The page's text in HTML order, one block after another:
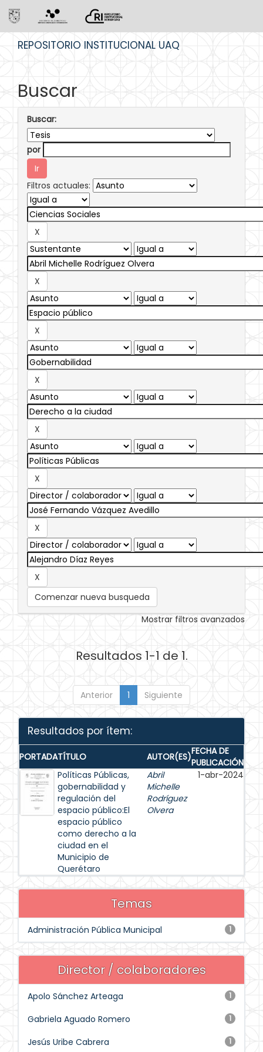
REPOSITORIO INSTITUCIONAL UAQ
Buscar
Buscar:
por
Filtros actuales:
Comenzar nueva busqueda
Mostrar filtros avanzados
Resultados 1-1 de 1.
Anterior 1 Siguiente
Resultados por ítem:
PORTADATÍTULO AUTOR(ES)FECHA DE
PUBLICACIÓN
Políticas Públicas,
gobernabilidad y
regulación del
espacio público:El
espacio público
como derecho a la
ciudad en el
Municipio de
Querétaro
Abril
Michelle
Rodríguez
Olvera
1-abr-2024
Temas
1
Administración Pública Municipal
Director / colaboradores
1
Apolo Sánchez Arteaga
1
Gabriela Aguado Romero
1
Jesús Uribe Cabrera